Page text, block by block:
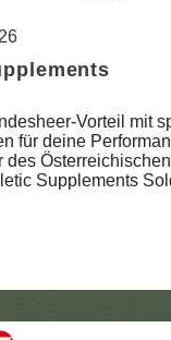
Vorteil mit
für deine
des
Supplements